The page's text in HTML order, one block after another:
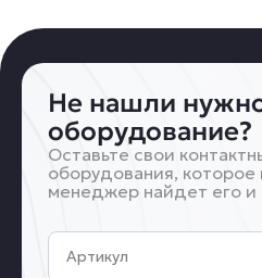
Не нашли
оборудование?
Оставьте свои
оборудования,
менеджер найдет его и
Артикул